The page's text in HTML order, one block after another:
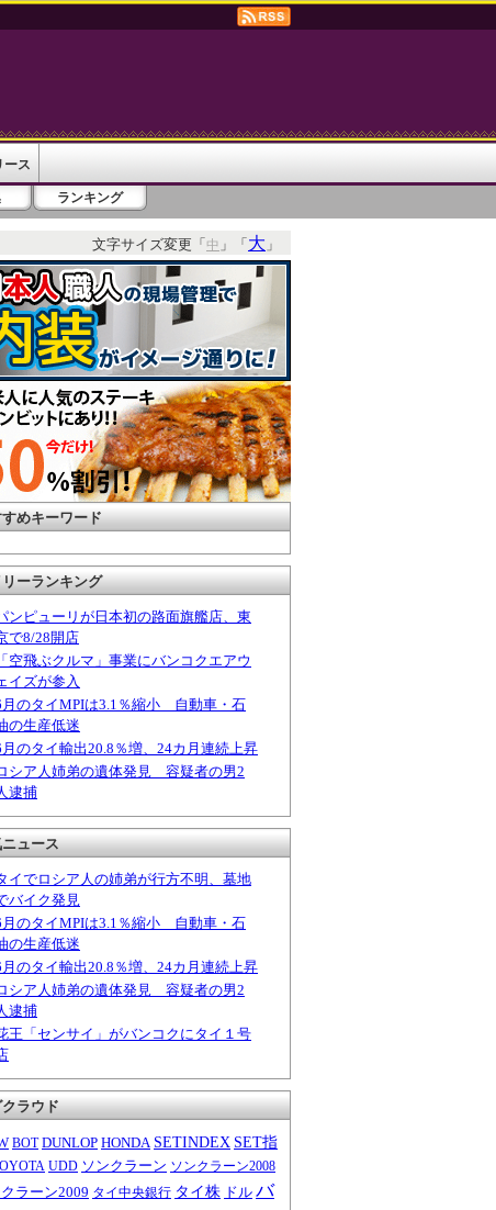
ース
ランキング
文字サイズ変更「中 」「大 」
めキーワード
ーランキング
ンピューリが日本初の路面旗艦店、東
で8/28開店
「空飛ぶクルマ」事業にバンコクエアウ
イズが参入
月のタイMPIは3.1％縮小 自動車・石
の生産低迷
のタイ輸出20.8％増、24カ月連続上昇
シア人姉弟の遺体発見 容疑者の男2
逮捕
ュース
イでロシア人の姉弟が行方不明、墓地
バイク発見
月のタイMPIは3.1％縮小 自動車・石
の生産低迷
のタイ輸出20.8％増、24カ月連続上昇
シア人姉弟の遺体発見 容疑者の男2
逮捕
王「センサイ」がバンコクにタイ１号
ラウド
BOT DUNLOP HONDA SETINDEX SET指
UDD ソンクラーン ソンクラーン2008
ラーン2009 タイ中央銀行 タイ株 ドル バ